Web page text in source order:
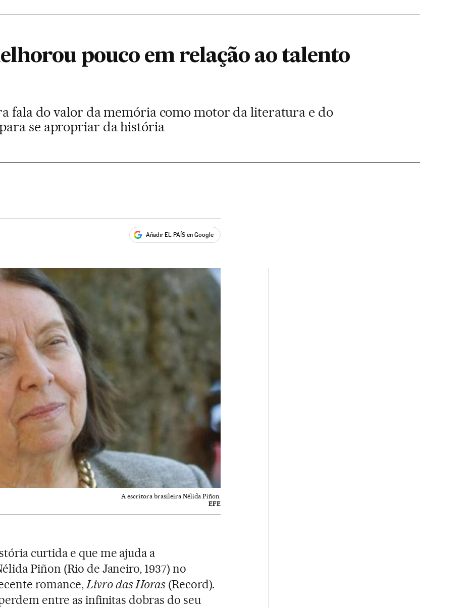
pouco em relação ao talento
fala do valor da memória como motor da literatura e do
se apropriar da história
Añadir EL PAÍS en Google
A escritora brasileira Nélida Piñon.
EFE
curtida e que me ajuda a
Piñon (Rio de Janeiro, 1937) no
romance,Livro das Horas (Record).
entre as infinitas dobras do seu